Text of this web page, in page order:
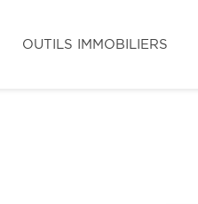
OUTILS IMMOBILIERS